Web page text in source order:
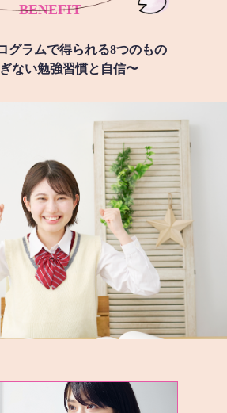
BENEFIT
グラムで得られる8つのもの
ない勉強習慣と自信〜